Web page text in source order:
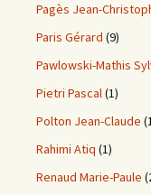
Pagès Jean-
Paris Gérard (9)
Pawlowski-Mathis
Pietri Pascal(1)
Polton Jean-Claude
Rahimi Atiq (1)
Renaud Marie-Paule